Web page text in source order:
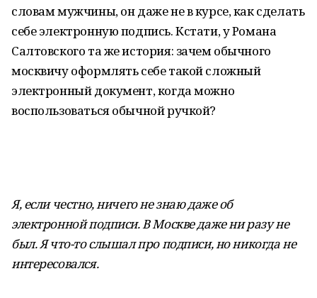
словам мужчины, он даже не в курсе, как сделать
себе электронную подпись. Кстати, у Романа
Салтовского та же история: зачем обычного
москвичу оформлять себе такой сложный
электронный документ, когда можно
воспользоваться обычной ручкой?
Я, если честно, ничего не знаю даже об
электронной подписи. В Москве даже ни разу не
был. Я что-то слышал про подписи, но никогда не
интересовался.